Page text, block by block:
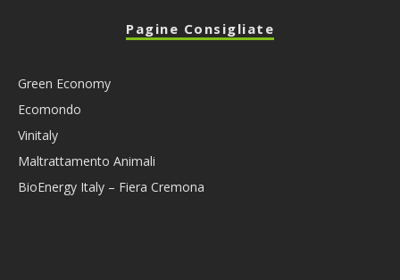
Pagine Consigliate
Green Economy
Ecomondo
Vinitaly
Maltrattamento Animali
BioEnergy Italy – Fiera Cremona